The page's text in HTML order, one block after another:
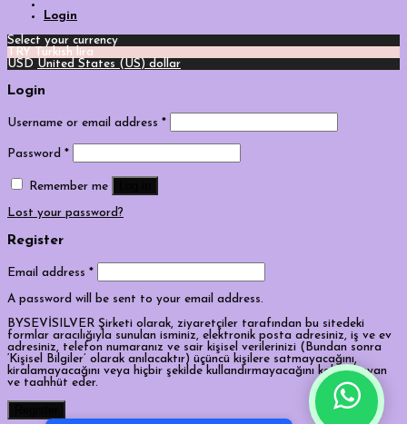
7/24 Canlı Destek
Login
Select your currency
TRY
Turkish lira
USD United States (US) dollar
Login
Username or email address *
Password *
Remember me
Lost your password?
Register
Email address *
A password will be sent to your email address.
BYSEVİSILVER Şirketi olarak, ziyaretçiler tarafından bu sitedeki
formlar aracılığıyla sunulan isminiz, elektronik posta adresiniz, iş ve ev
adresiniz, telefon numaranız ve sair kişisel verilerinizi (Bundan sonra
‘Kişisel Bilgiler’ olarak anılacaktır) üçüncü kişilere satmayacağını,
kiralamayacağını veya hiçbir şekilde kullandırmayacağını kabul, beyan
ve taahhüt eder.